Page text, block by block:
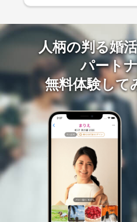
人柄の判る婚
パート
無料体験して